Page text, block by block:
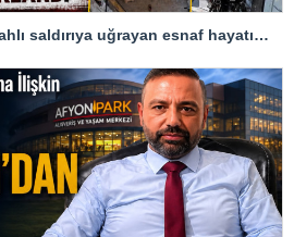
Adana’da iş yerinde silahlı saldırıya uğrayan esnaf hayatını kaybetti